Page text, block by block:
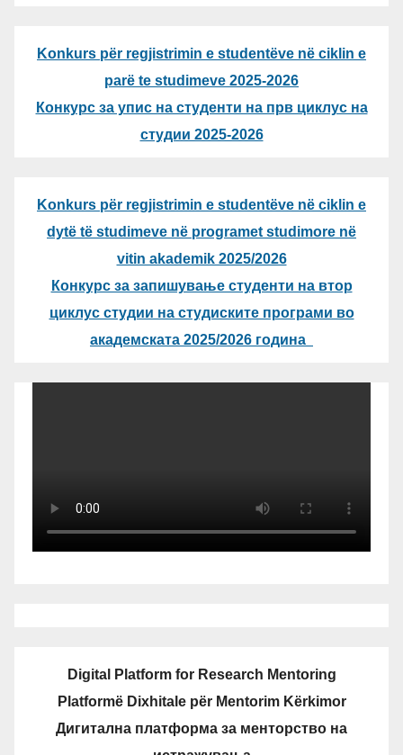
Konkurs për regjistrimin e studentëve në ciklin e
parë te studimeve 2025-2026
Конкурс за упис на студенти на прв циклус на
студии 2025-2026
Konkurs për regjistrimin e studentëve në ciklin e
dytë të studimeve në programet studimore në
vitin akademik 2025/2026
Конкурс за запишување студенти на втор
циклус студии на студиските програми во
академската 2025/2026 година
Digital Platform for Research Mentoring
Platformë Dixhitale për Mentorim Kërkimor
Дигитална платформа за менторство на